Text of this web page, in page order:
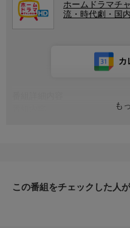
ホームドラマチ
流・時代劇・国
も
カ
線マドロス、港町十三番地、
この番組をチェックした人